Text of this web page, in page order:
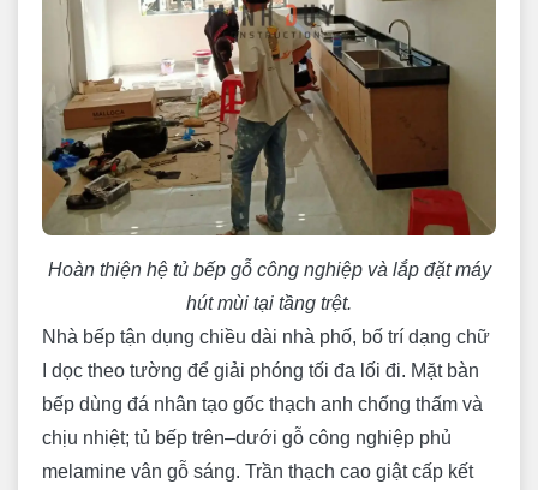
Hoàn thiện hệ tủ bếp gỗ công nghiệp và lắp đặt máy
hút mùi tại tầng trệt.
Nhà bếp tận dụng chiều dài nhà phố, bố trí dạng chữ
I dọc theo tường để giải phóng tối đa lối đi. Mặt bàn
bếp dùng đá nhân tạo gốc thạch anh chống thấm và
chịu nhiệt; tủ bếp trên–dưới gỗ công nghiệp phủ
melamine vân gỗ sáng. Trần thạch cao giật cấp kết